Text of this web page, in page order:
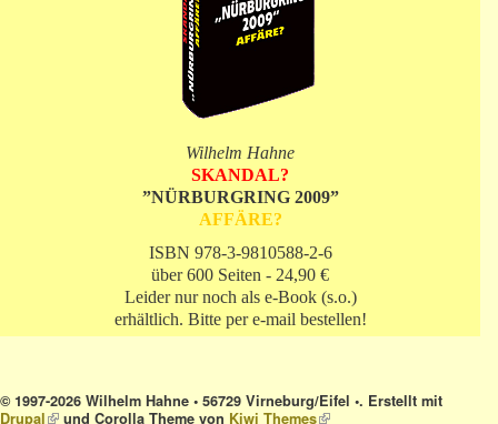
Wilhelm Hahne
SKANDAL?
”NÜRBURGRING 2009”
AFFÄRE?
ISBN 978-3-9810588-2-6
über 600 Seiten - 24,90 €
Leider nur noch als e-Book (s.o.)
erhältlich. Bitte per e-mail bestellen!
© 1997-2026 Wilhelm Hahne • 56729 Virneburg/Eifel •. Erstellt mit
Drupal(link is external)
und Corolla Theme von Kiwi Themes(link is external)